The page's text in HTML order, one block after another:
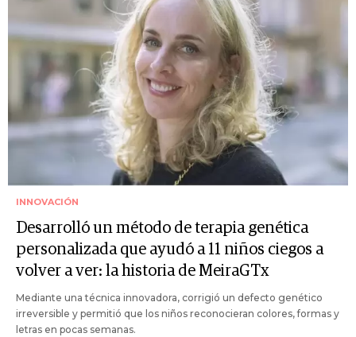
INNOVACIÓN
Desarrolló un método de terapia genética
personalizada que ayudó a 11 niños ciegos a
volver a ver: la historia de MeiraGTx
Mediante una técnica innovadora, corrigió un defecto genético
irreversible y permitió que los niños reconocieran colores, formas y
letras en pocas semanas.